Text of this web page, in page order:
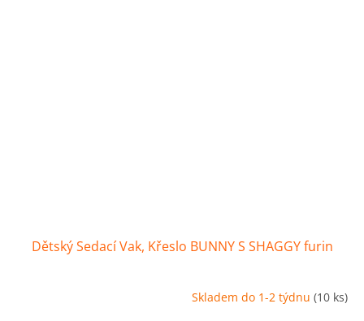
Dětský Sedací Vak, Křeslo BUNNY S SHAGGY furin
Skladem do 1-2 týdnu (10 ks)